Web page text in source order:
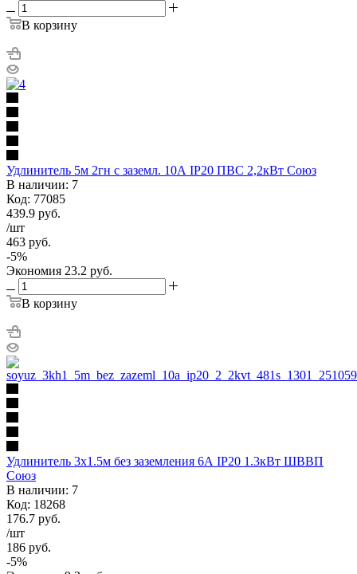
В корзину
Удлинитель 5м 2гн с заземл. 10А IP20 ПВС 2,2кВт Союз
В наличии: 7
Код: 77085
439.9 руб.
/шт
463 руб.
-5%
Экономия 23.2 руб.
В корзину
Удлинитель 3х1.5м без заземления 6А IP20 1.3кВт ШВВП
Союз
В наличии: 7
Код: 18268
176.7 руб.
/шт
186 руб.
-5%